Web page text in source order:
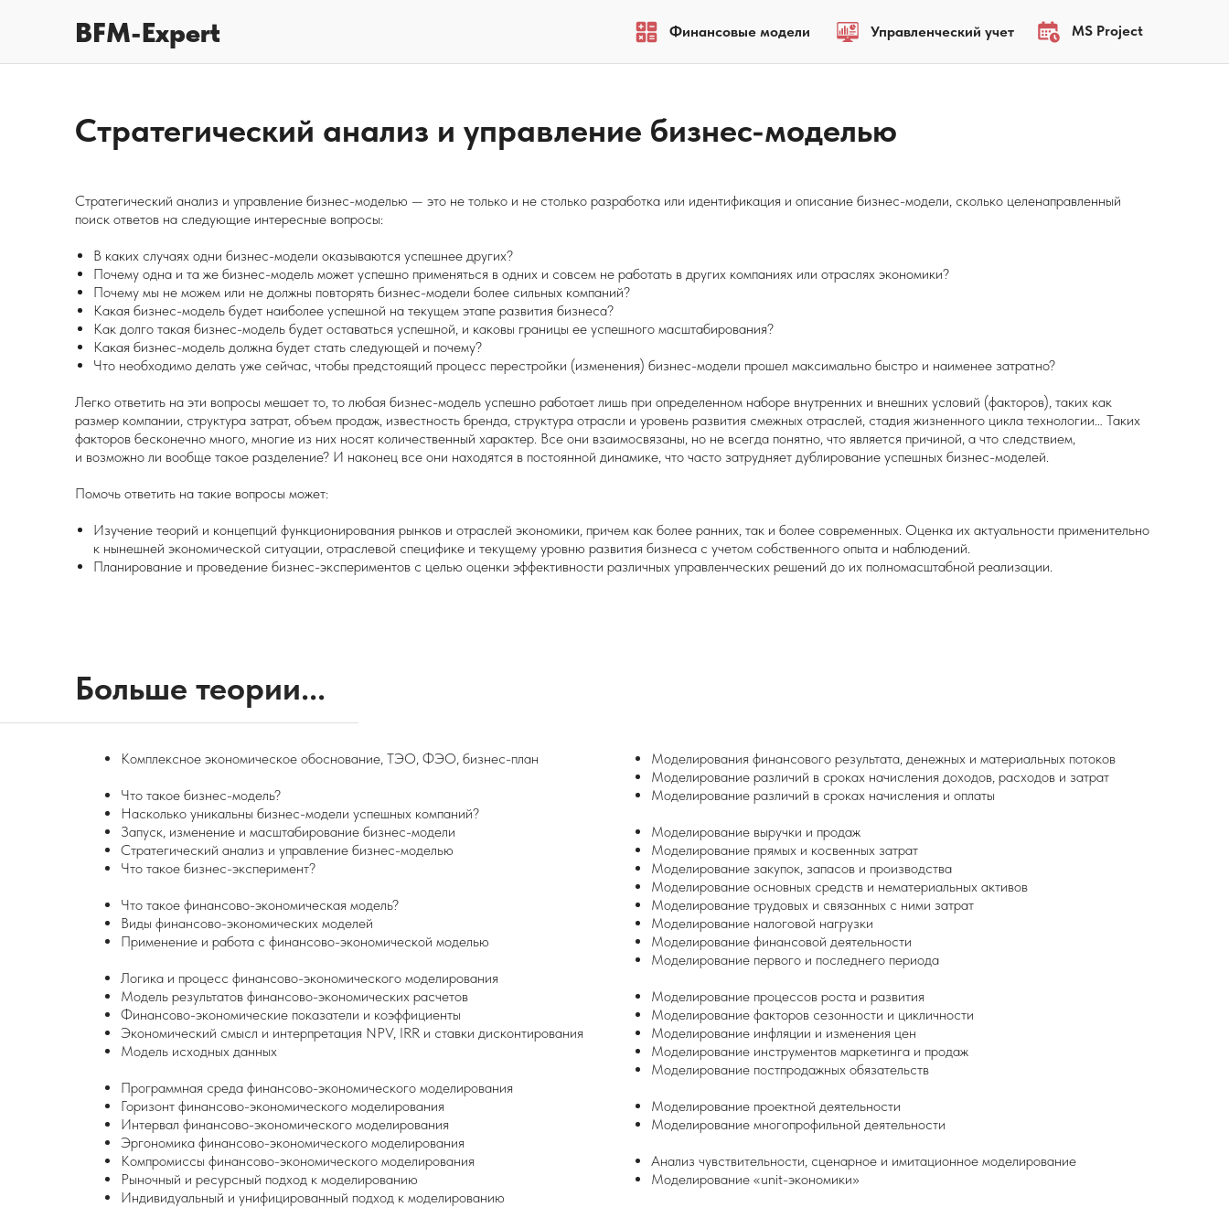
BFM-Expert MS Project
Управленческий учет
Финансовые модели
Стратегический анализ и управление бизнес-моделью
Стратегический анализ и управление бизнес-моделью — это не только и не столько разработка или идентификация и описание бизнес-модели, сколько целенаправленный
поиск ответов на следующие интересные вопросы:
В каких случаях одни бизнес-модели оказываются успешнее других?
Почему одна и та же бизнес-модель может успешно применяться в одних и совсем не работать в других компаниях или отраслях экономики?
Почему мы не можем или не должны повторять бизнес-модели более сильных компаний?
Какая бизнес-модель будет наиболее успешной на текущем этапе развития бизнеса?
Как долго такая бизнес-модель будет оставаться успешной, и каковы границы ее успешного масштабирования?
Какая бизнес-модель должна будет стать следующей и почему?
Что необходимо делать уже сейчас, чтобы предстоящий процесс перестройки (изменения) бизнес-модели прошел максимально быстро и наименее затратно?
Легко ответить на эти вопросы мешает то, то любая бизнес-модель успешно работает лишь при определенном наборе внутренних и внешних условий (факторов), таких как
размер компании, структура затрат, объем продаж, известность бренда, структура отрасли и уровень развития смежных отраслей, стадия жизненного цикла технологии… Таких
факторов бесконечно много, многие из них носят количественный характер. Все они взаимосвязаны, но не всегда понятно, что является причиной, а что следствием,
и возможно ли вообще такое разделение? И наконец все они находятся в постоянной динамике, что часто затрудняет дублирование успешных бизнес-моделей.
Помочь ответить на такие вопросы может:
Изучение теорий и концепций функционирования рынков и отраслей экономики, причем как более ранних, так и более современных. Оценка их актуальности применительно
к нынешней экономической ситуации, отраслевой специфике и текущему уровню развития бизнеса с учетом собственного опыта и наблюдений.
Планирование и проведение бизнес-экспериментов с целью оценки эффективности различных управленческих решений до их полномасштабной реализации.
Больше теории...
Моделирования финансового результата, денежных и материальных потоков
Моделирование различий в сроках начисления доходов, расходов и затрат
Моделирование различий в сроках начисления и оплаты
Моделирование выручки и продаж
Моделирование прямых и косвенных затрат
Моделирование закупок, запасов и производства
Моделирование основных средств и нематериальных активов
Моделирование трудовых и связанных с ними затрат
Моделирование налоговой нагрузки
Моделирование финансовой деятельности
Моделирование первого и последнего периода
Моделирование процессов роста и развития
Моделирование факторов сезонности и цикличности
Моделирование инфляции и изменения цен
Моделирование инструментов маркетинга и продаж
Моделирование постпродажных обязательств
Моделирование проектной деятельности
Моделирование многопрофильной деятельности
Анализ чувствительности, сценарное и имитационное моделирование
Моделирование «unit-экономики»
Комплексное экономическое обоснование, ТЭО, ФЭО, бизнес-план
Что такое бизнес-модель?
Насколько уникальны бизнес-модели успешных компаний?
Запуск, изменение и масштабирование бизнес-модели
Стратегический анализ и управление бизнес-моделью
Что такое бизнес-эксперимент?
Что такое финансово-экономическая модель?
Виды финансово-экономических моделей
Применение и работа с финансово-экономической моделью
Логика и процесс финансово-экономического моделирования
Модель результатов финансово-экономических расчетов
Финансово-экономические показатели и коэффициенты
Экономический смысл и интерпретация NPV, IRR и ставки дисконтирования
Модель исходных данных
Программная среда финансово-экономического моделирования
Горизонт финансово-экономического моделирования
Интервал финансово-экономического моделирования
Эргономика финансово-экономического моделирования
Компромиссы финансово-экономического моделирования
Рыночный и ресурсный подход к моделированию
Индивидуальный и унифицированный подход к моделированию